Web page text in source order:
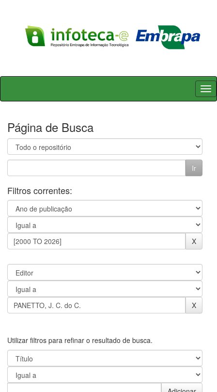
Skip
Página de Busca
Filtros correntes:
Utilizar filtros para refinar o resultado de busca.